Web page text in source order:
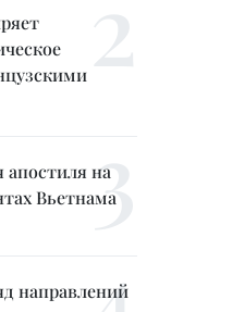
апостиля на
Вьетнама
направлений